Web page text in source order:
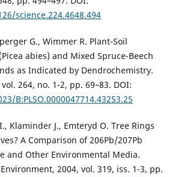
science.224.4648.494
G., Wimmer R. Plant-Soil
abies) and Mixed Spruce-Beech
as Indicated by Dendrochemistry.
264, no. 1-2, pp. 69–83. DOI:
B:PLSO.0000047714.43253.25
Klaminder J., Emteryd O. Tree Rings
A Comparison of 206Pb/207Pb
and Other Environmental Media.
2004, vol. 319, iss. 1-3, pp.